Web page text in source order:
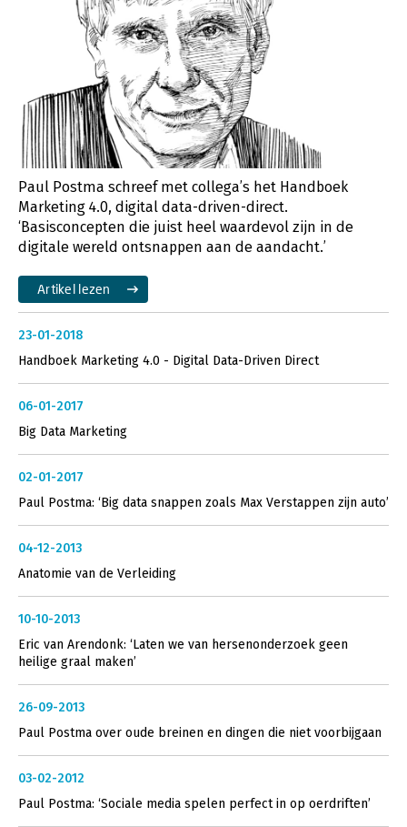
Paul Postma schreef met collega’s het Handboek
Marketing 4.0, digital data-driven-direct.
‘Basisconcepten die juist heel waardevol zijn in de
digitale wereld ontsnappen aan de aandacht.’
Artikel lezen
23-01-2018
Handboek Marketing 4.0 - Digital Data-Driven Direct
06-01-2017
Big Data Marketing
02-01-2017
Paul Postma: ‘Big data snappen zoals Max Verstappen zijn auto’
04-12-2013
Anatomie van de Verleiding
10-10-2013
Eric van Arendonk: ‘Laten we van hersenonderzoek geen
heilige graal maken’
26-09-2013
Paul Postma over oude breinen en dingen die niet voorbijgaan
03-02-2012
Paul Postma: ‘Sociale media spelen perfect in op oerdriften’